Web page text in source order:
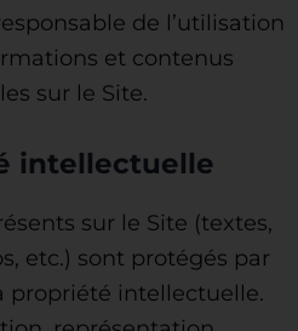
de l’utilisation
et contenus
sur le Site.
intellectuelle
sur le Site (textes,
etc.) sont protégés par
propriété intellectuelle.